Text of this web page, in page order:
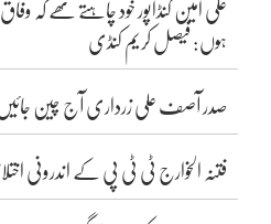
علی امین گنڈاپور خود چاہتے تھے کہ
ہوں: فیصل کریم کنڈی
صدر آصف علی زرداری آج چین
فتنہ الخوارج ٹی ٹی پی کے اندرونی